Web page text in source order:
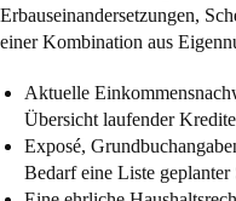
Erbauseinandersetzungen,
einer Kombination aus
Aktuelle
Übersicht laufender
Exposé,
Bedarf eine Liste geplanter